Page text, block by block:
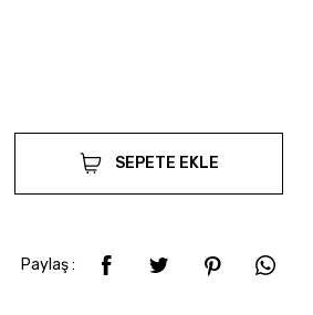
SEPETE EKLE
Paylaş :